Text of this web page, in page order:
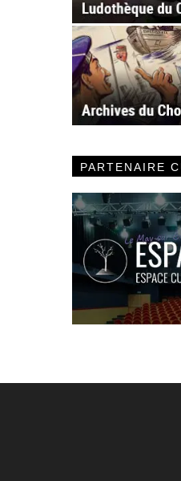
PARTENAIRE